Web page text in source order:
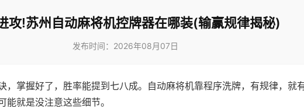
攻!苏州自动麻将机控牌器在哪装(输赢规律揭秘)
发布时间：2026年08月07日
，掌握好了，胜率能提到七八成。自动麻将机靠程序洗牌，有规律，就
能就是没注意这些细节。